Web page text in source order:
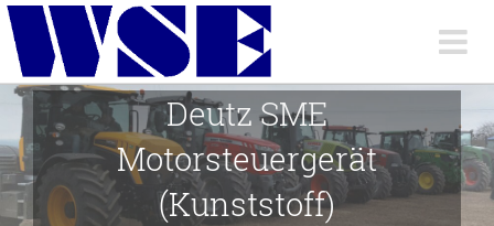
Skip
content
Deutz SME
Motorsteuergerät
(Kunststoff)